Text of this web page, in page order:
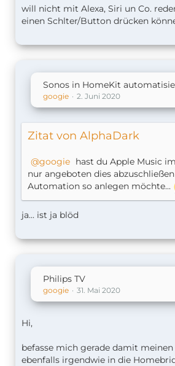
will nicht mit Alexa, Siri un Co.
einen Schlter/Button drücken
Sonos in HomeKit
googie 2. Juni 2020
Zitat von AlphaDark
googie hast du Apple Music
nur angeboten dies
Automation so anlegen möchte...
ja... ist ja blöd
Philips TV
googie 31. Mai 2020
Hi,
befasse mich gerade damit meinen
ebenfalls irgendwie in die